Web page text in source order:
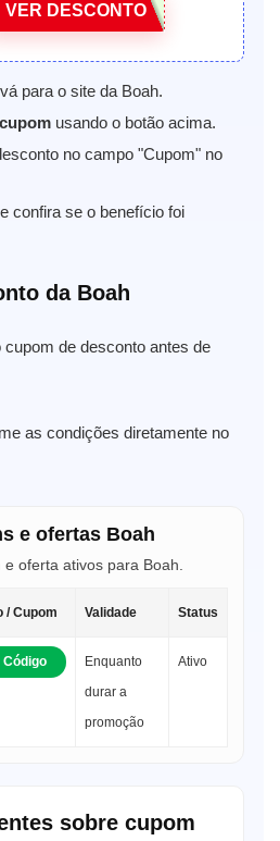
VER DESCONTO
para o site da Boah.
usando o botão acima.
no campo "Cupom" no
confira se o benefício foi
da Boah
de desconto antes de
as condições diretamente no
e ofertas Boah
oferta ativos para Boah.
/ Cupom Validade Status
Código
Enquanto
durar a
promoção
Ativo
sobre cupom